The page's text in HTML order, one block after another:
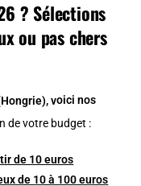
? Sélections
ou pas chers
voici nos
de votre budget :
de 10 euros
de 10 à 100 euros